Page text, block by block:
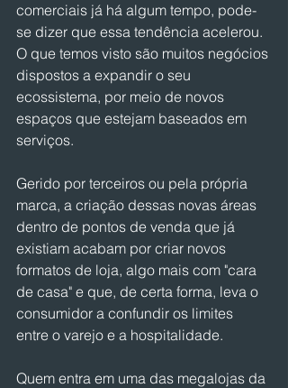
comerciais já há algum tempo, pode-
se dizer que essa tendência acelerou.
O que temos visto são muitos negócios
dispostos a expandir o seu
ecossistema, por meio de novos
espaços que estejam baseados em
serviços.
Gerido por terceiros ou pela própria
marca, a criação dessas novas áreas
dentro de pontos de venda que já
existiam acabam por criar novos
formatos de loja, algo mais com "cara
de casa" e que, de certa forma, leva o
consumidor a confundir os limites
entre o varejo e a hospitalidade.
Quem entra em uma das megalojas da